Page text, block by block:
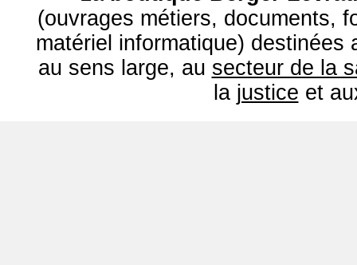
(ouvrages métiers, documents,
matériel informatique) destinées
au sens large, au secteur de la
la justice et